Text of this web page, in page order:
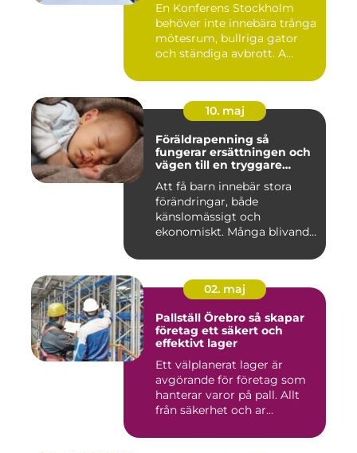
En Konferens Stockholm
behöver inte innebära trånga
mötesrum, bullriga gator
och ständiga avbrott. A...
10. maj
Föräldrapenning så
fungerar ersättningen och
vägen till en tryggare
Att få barn innebär stora
förändringar, både
känslomässigt och
ekonomiskt. Många blivande
02. maj
Pallställ Örebro så skapar
företag ett säkert och
effektivt lager
Ett välplanerat lager är
avgörande för företag som
hanterar varor på pall. Allt
från säkerhet och ar...